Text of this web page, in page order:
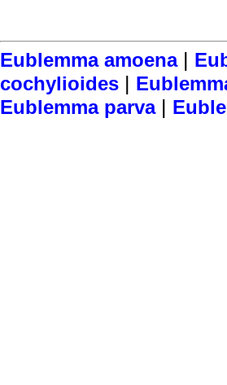
Eublemma amoena|
cochylioides |
Eublemma parva|